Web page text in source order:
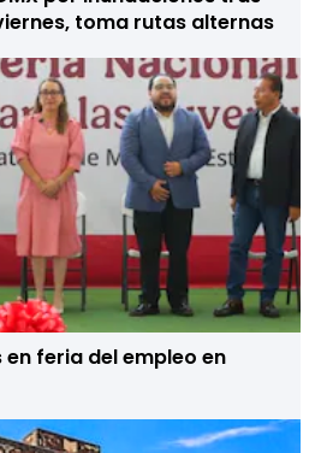
toma rutas alternas
feria del empleo en